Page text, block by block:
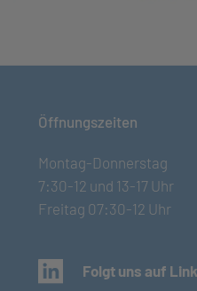
Öffnungszeiten
Montag-Donnerstag
7:30-12 und 13-17 Uhr
Freitag 07:30-12 Uhr
(öffnet in neuem Tab)
Folgt uns auf